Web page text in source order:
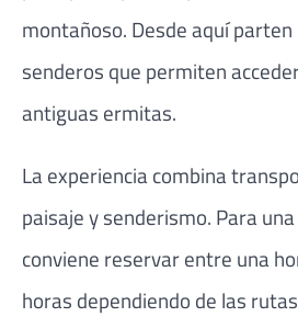
montañoso. Desde aquí
senderos que permiten
antiguas ermitas.
La experiencia combina
paisaje y senderismo. Para
conviene reservar entre una
horas dependiendo de las